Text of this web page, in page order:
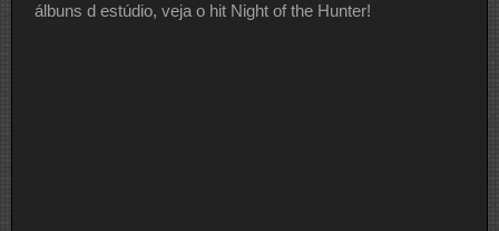
álbuns d estúdio, veja o hit Night of the Hunter!